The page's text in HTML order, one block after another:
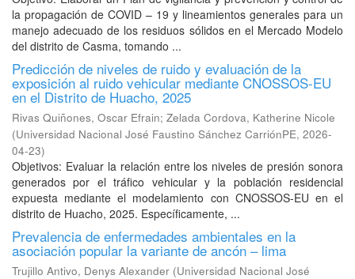
la propagación de COVID – 19 y lineamientos generales para un
manejo adecuado de los residuos sólidos en el Mercado Modelo
del distrito de Casma, tomando ...
Predicción de niveles de ruido y evaluación de la
exposición al ruido vehicular mediante CNOSSOS-EU
en el Distrito de Huacho, 2025
Rivas Quiñones, Oscar Efrain; Zelada Cordova, Katherine Nicole
(Universidad Nacional José Faustino Sánchez CarriónPE, 2026-
04-23)
Objetivos: Evaluar la relación entre los niveles de presión sonora
generados por el tráfico vehicular y la población residencial
expuesta mediante el modelamiento con CNOSSOS-EU en el
distrito de Huacho, 2025. Específicamente, ...
Prevalencia de enfermedades ambientales en la
asociación popular la variante de ancón – lima
Trujillo Antivo, Denys Alexander (Universidad Nacional José